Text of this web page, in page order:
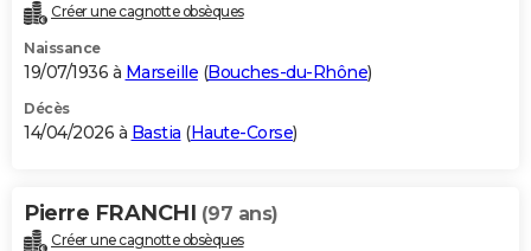
Créer une cagnotte obsèques
Naissance
19/07/1936 à Marseille (Bouches-du-Rhône)
Décès
14/04/2026 à Bastia (Haute-Corse)
Pierre FRANCHI (97 ans)
Créer une cagnotte obsèques